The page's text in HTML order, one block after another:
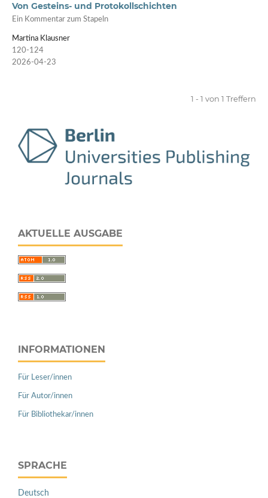
Von Gesteins- und Protokollschichten
Ein Kommentar zum Stapeln
Martina Klausner
120-124
2026-04-23
1 - 1 von 1 Treffern
AKTUELLE AUSGABE
INFORMATIONEN
Für Leser/innen
Für Autor/innen
Für Bibliothekar/innen
SPRACHE
Deutsch